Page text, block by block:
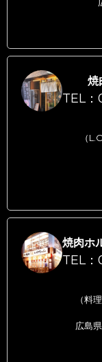
焼
TEL：
（
焼肉ホ
TEL
（料
広島